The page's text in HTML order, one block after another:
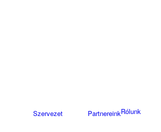
Rólunk
Szervezet Partnereink